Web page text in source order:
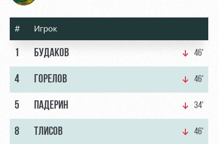
# Игрок
1 БУДАКОВ 46'
4 ГОРЕЛОВ 46'
5 ПАДЕРИН 34'
8 ТЛИСОВ 46'